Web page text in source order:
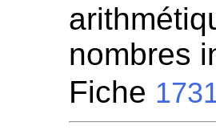
nombres
Fiche